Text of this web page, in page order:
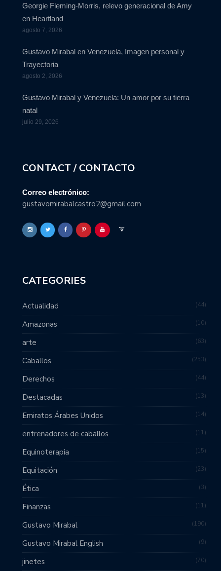
Georgie Fleming-Morris, relevo generacional de Amy
en Heartland
agosto 7, 2026
Gustavo Mirabal en Venezuela, Imagen personal y
Trayectoria
agosto 2, 2026
Gustavo Mirabal y Venezuela: Un amor por su tierra
natal
julio 29, 2026
CONTACT / CONTACTO
Correo electrónico:
gustavomirabalcastro2@gmail.com
CATEGORIES
Actualidad 44
Amazonas 10
arte 63
Caballos 253
Derechos 44
Destacadas 13
Emiratos Árabes Unidos 14
entrenadores de caballos 11
Equinoterapia 15
Equitación 23
Ética 3
Finanzas 11
Gustavo Mirabal 190
Gustavo Mirabal English 9
jinetes 70